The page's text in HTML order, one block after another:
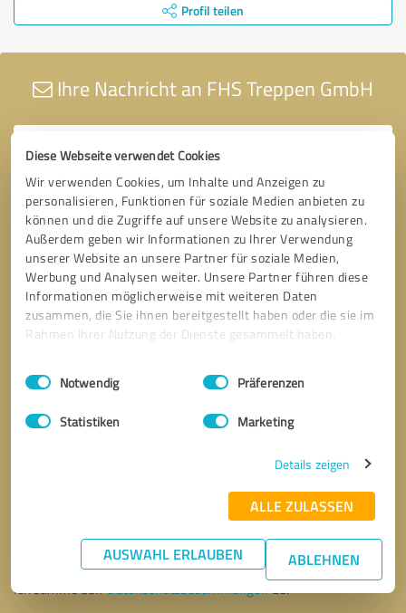
Diese Webseite verwendet Cookies
Wir verwenden Cookies, um Inhalte und Anzeigen zu
personalisieren, Funktionen für soziale Medien anbieten zu
können und die Zugriffe auf unsere Website zu analysieren.
Außerdem geben wir Informationen zu Ihrer Verwendung
unserer Website an unsere Partner für soziale Medien,
Werbung und Analysen weiter. Unsere Partner führen diese
Informationen möglicherweise mit weiteren Daten
zusammen, die Sie ihnen bereitgestellt haben oder die sie im
Rahmen Ihrer Nutzung der Dienste gesammelt haben.
Impressum Datenschutzbestimmungen
Einwilligungsauswahl
Notwendig Präferenzen
Statistiken Marketing
Details zeigen
ALLE ZULASSEN
AUSWAHL ERLAUBEN ABLEHNEN
Profil teilen
Ihre Nachricht an FHS Treppen GmbH
* Erforderliche Angaben
Nachricht senden
Ich stimme denDatenschutzbestimmungenzu.